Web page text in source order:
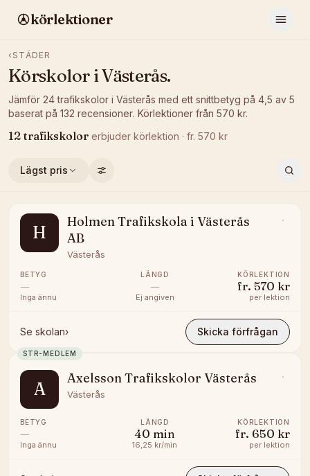
körlektioner
‹ STÄDER
Körskolor iVästerås.
Jämför 24 trafikskolor i Västerås med ett snittbetyg på 4,5 av 5
baserat på 132 recensioner. Körlektioner från 570 kr.
12 trafikskolor erbjuder körlektion · fr. 570 kr
Lägst pris
H
Holmen Trafikskola i Västerås
AB
Västerås
BETYG
—
Inga ännu
LÄNGD
—
Ej angiven
KÖRLEKTION
fr. 570 kr
per lektion
Se skolan› Skicka förfrågan
STR-MEDLEM
A
Axelsson Trafikskolor Västerås
Västerås
BETYG
—
Inga ännu
LÄNGD
40 min
16,25 kr/min
KÖRLEKTION
fr. 650 kr
per lektion